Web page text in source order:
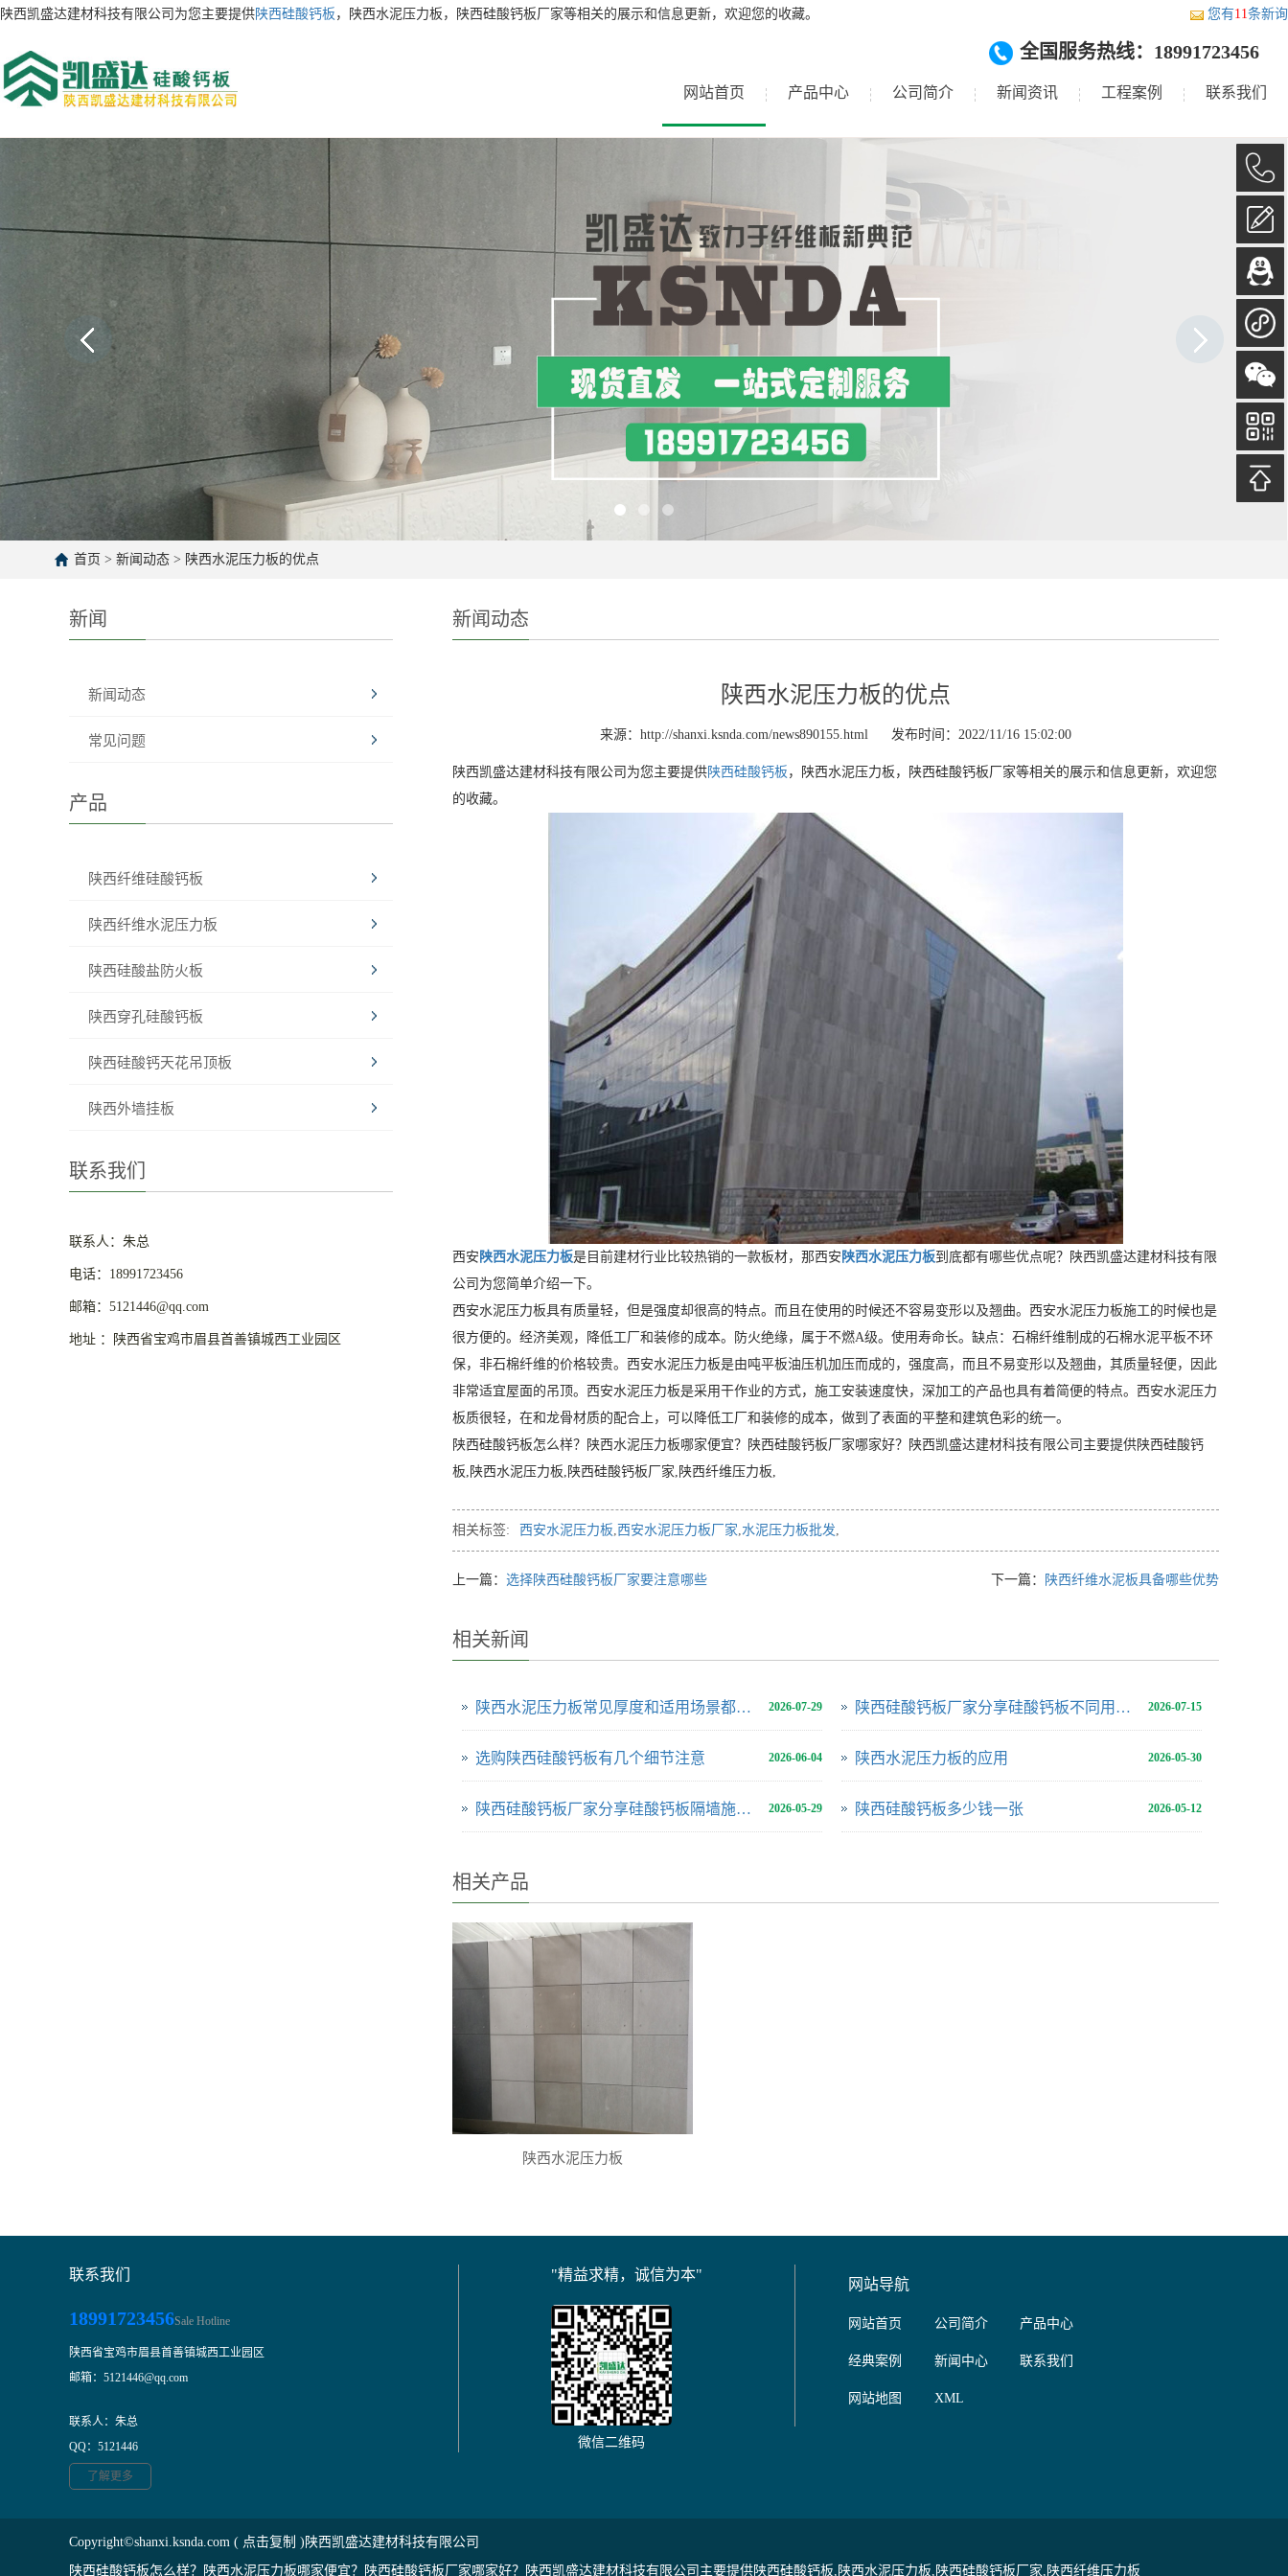
陕西凯盛达建材科技有限公司为您主要提供陕西硅酸钙板 ，陕西水泥压力板，陕西硅酸钙板厂家等相关的展示和信息更新，欢迎您的收藏。 您有11条新
网站首页 产品中心 公司简介 新闻资讯 工程案例 联系我们
全国服务热线：18991723456
首页 > 新闻动态 > 陕西水泥压力板的优点
新闻
新闻动态
常见问题
产品
陕西纤维硅酸钙板
陕西纤维水泥压力板
陕西硅酸盐防火板
陕西穿孔硅酸钙板
陕西硅酸钙天花吊顶板
陕西外墙挂板
联系我们
联系人：朱总
电话：18991723456
邮箱：5121446@qq.com
地址 ：陕西省宝鸡市眉县首善镇城西工业园区
新闻动态
陕西水泥压力板的优点
来源：http://shanxi.ksnda.com/news890155.html 发布时间：2022/11/16 15:02:00
陕西凯盛达建材科技有限公司为您主要提供陕西硅酸钙板 ，陕西水泥压力板，陕西硅酸钙板厂家等相关的展示和信息更新，欢迎您
的收藏。
西安 陕西水泥压力板是目前建材行业比较热销的一款板材，那西安 陕西水泥压力板到底都有哪些优点呢？陕西凯盛达建材科技有限
公司为您简单介绍一下。
西安水泥压力板具有质量轻，但是强度却很高的特点。而且在使用的时候还不容易变形以及翘曲。西安水泥压力板施工的时候也是
很方便的。经济美观，降低工厂和装修的成本。防火绝缘，属于不燃A级。使用寿命长。缺点：石棉纤维制成的石棉水泥平板不环
保，非石棉纤维的价格较贵。西安水泥压力板是由吨平板油压机加压而成的，强度高，而且不易变形以及翘曲，其质量轻便，因此
非常适宜屋面的吊顶。西安水泥压力板是采用干作业的方式，施工安装速度快，深加工的产品也具有着简便的特点。西安水泥压力
板质很轻，在和龙骨材质的配合上，可以降低工厂和装修的成本，做到了表面的平整和建筑色彩的统一。
陕西硅酸钙板怎么样？陕西水泥压力板哪家便宜？陕西硅酸钙板厂家哪家好？陕西凯盛达建材科技有限公司主要提供陕西硅酸钙
板,陕西水泥压力板,陕西硅酸钙板厂家,陕西纤维压力板,
相关标签: 西安水泥压力板,西安水泥压力板厂家,水泥压力板批发,
上一篇： 选择陕西硅酸钙板厂家要注意哪些 下一篇： 陕西纤维水泥板具备哪些优势
相关新闻
2026-07-29
陕西水泥压力板常见厚度和适用场景都有哪些？ 2026-07-15
陕西硅酸钙板厂家分享硅酸钙板不同用途用多厚合适
2026-06-04
选购陕西硅酸钙板有几个细节注意 2026-05-30
陕西水泥压力板的应用
2026-05-29
陕西硅酸钙板厂家分享硅酸钙板隔墙施工方案 2026-05-12
陕西硅酸钙板多少钱一张
相关产品
陕西水泥压力板
联系我们
18991723456Sale Hotline
陕西省宝鸡市眉县首善镇城西工业园区
邮箱：5121446@qq.com
联系人：朱总
QQ：5121446
了解更多
"精益求精，诚信为本"
微信二维码
网站导航
网站首页 公司简介 产品中心
经典案例 新闻中心 联系我们
网站地图 XML
Copyright©shanxi.ksnda.com ( 点击复制 )陕西凯盛达建材科技有限公司
陕西硅酸钙板怎么样？陕西水泥压力板哪家便宜？陕西硅酸钙板厂家哪家好？陕西凯盛达建材科技有限公司主要提供陕西硅酸钙板,陕西水泥压力板,陕西硅酸钙板厂家,陕西纤维压力板